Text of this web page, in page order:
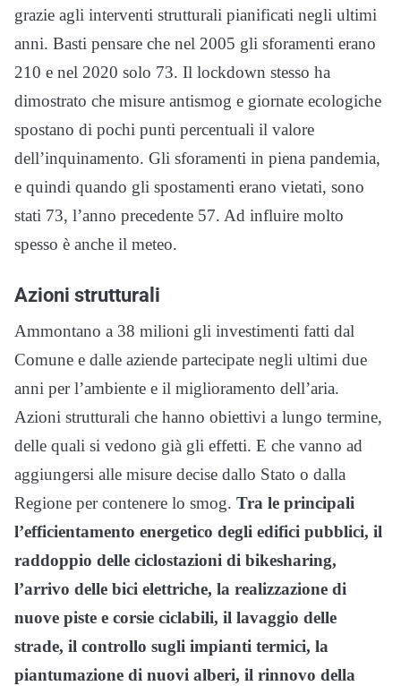
grazie agli interventi strutturali pianificati negli ultimi
anni. Basti pensare che nel 2005 gli sforamenti erano
210 e nel 2020 solo 73. Il lockdown stesso ha
dimostrato che misure antismog e giornate ecologiche
spostano di pochi punti percentuali il valore
dell’inquinamento. Gli sforamenti in piena pandemia,
e quindi quando gli spostamenti erano vietati, sono
stati 73, l’anno precedente 57. Ad influire molto
spesso è anche il meteo.
Azioni strutturali
Ammontano a 38 milioni gli investimenti fatti dal
Comune e dalle aziende partecipate negli ultimi due
anni per l’ambiente e il miglioramento dell’aria.
Azioni strutturali che hanno obiettivi a lungo termine,
delle quali si vedono già gli effetti. E che vanno ad
aggiungersi alle misure decise dallo Stato o dalla
Regione per contenere lo smog. Tra le principali
l’efficientamento energetico degli edifici pubblici, il
raddoppio delle ciclostazioni di bikesharing,
l’arrivo delle bici elettriche, la realizzazione di
nuove piste e corsie ciclabili, il lavaggio delle
strade, il controllo sugli impianti termici, la
piantumazione di nuovi alberi, il rinnovo della